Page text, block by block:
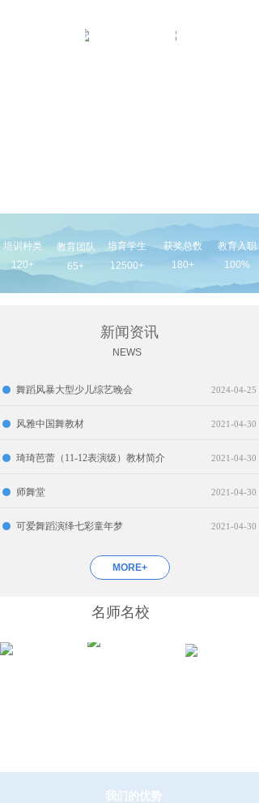
教育团队
65+
培育学生
12500+
获奖总数
180+
教育入职
100%
培训种类
120+
NEWS
MORE+
新闻资讯
舞蹈风暴大型少儿综艺晚会 2024-04-25
风雅中国舞教材 2021-04-30
琦琦芭蕾（11-12表演级）教材简介 2021-04-30
师舞堂 2021-04-30
可爱舞蹈演绎七彩童年梦 2021-04-30
名师名校
我们的优势